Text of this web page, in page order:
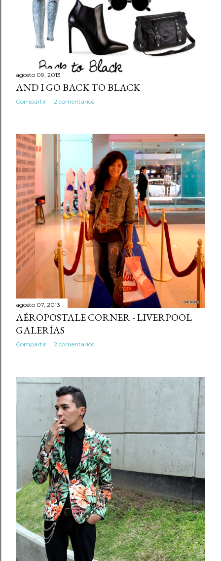
agosto 09, 2013
AND I GO BACK TO BLACK
Compartir 2 comentarios
agosto 07, 2013
AÉROPOSTALE CORNER - LIVERPOOL
GALERÍAS
Compartir 2 comentarios